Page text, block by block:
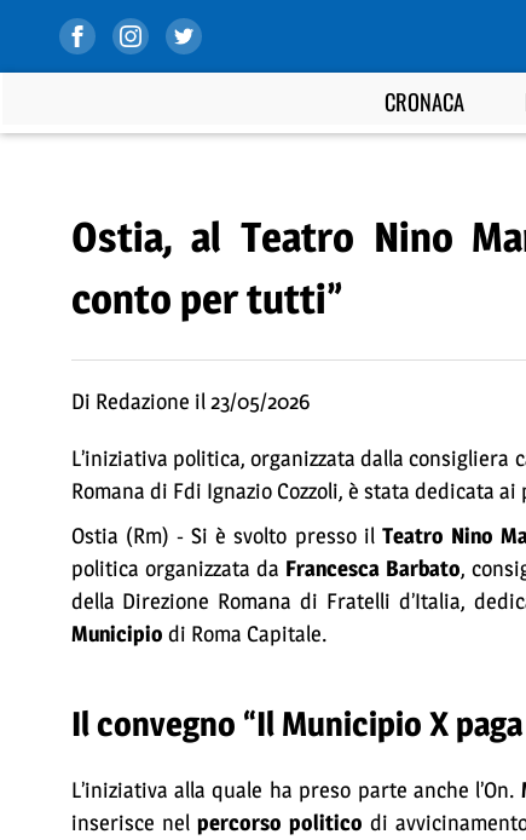
CRONACA
Ostia, al Teatro Nino
conto per tutti”
Di Redazione il 23/05/2026
L’iniziativa politica, organizzata dalla consigliera
Romana di Fdi Ignazio Cozzoli, è stata dedicata
Ostia (Rm) - Si è svolto presso ilTeatro Nino
politica organizzata da Francesca Barbato,
della Direzione Romana di Fratelli d’Italia,
Municipio di Roma Capitale.
Il convegno “Il Municipio X
L’iniziativa alla quale ha preso parte anche l’On.
inserisce nel percorso politico di